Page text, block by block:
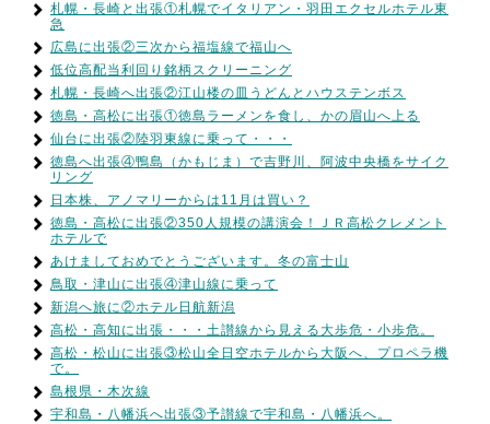
札幌・長崎と出張①札幌でイタリアン・羽田エクセルホテル東
急
広島に出張②三次から福塩線で福山へ
低位高配当利回り銘柄スクリーニング
札幌・長崎へ出張②江山楼の皿うどんとハウステンボス
徳島・高松に出張①徳島ラーメンを食し、かの眉山へ上る
仙台に出張②陸羽東線に乗って・・・
徳島へ出張④鴨島（かもじま）で吉野川、阿波中央橋をサイク
リング
日本株、アノマリーからは11月は買い？
徳島・高松に出張②350人規模の講演会！ＪＲ高松クレメント
ホテルで
あけましておめでとうございます。冬の富士山
鳥取・津山に出張④津山線に乗って
新潟へ旅に②ホテル日航新潟
高松・高知に出張・・・土讃線から見える大歩危・小歩危。
高松・松山に出張③松山全日空ホテルから大阪へ、プロペラ機
で。
島根県・木次線
宇和島・八幡浜へ出張③予讃線で宇和島・八幡浜へ。